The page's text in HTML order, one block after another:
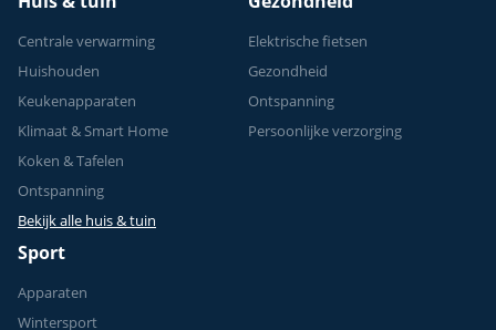
Centrale verwarming
Huishouden
Keukenapparaten
Klimaat & Smart Home
Koken & Tafelen
Ontspanning
Bekijk alle huis & tuin
Elektrische fietsen
Gezondheid
Ontspanning
Persoonlijke verzorging
Sport
Apparaten
Wintersport